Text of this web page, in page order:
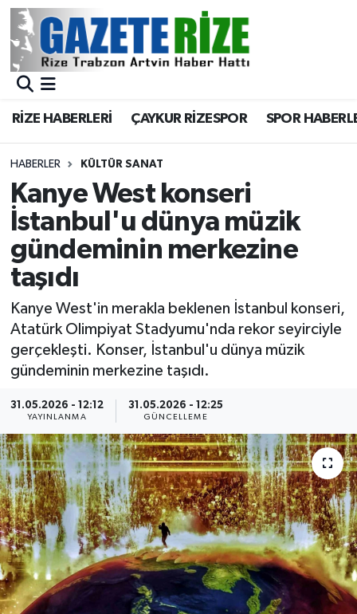
RİZE HABERLERİ ÇAYKUR RİZESPOR SPOR
HABERLER KÜLTÜR SANAT
Kanye West konseri
İstanbul'u dünya müzik
gündeminin merkezine
taşıdı
Kanye West'in merakla beklenen İstanbul konseri,
Atatürk Olimpiyat Stadyumu'nda rekor seyirciyle
gerçekleşti. Konser, İstanbul'u dünya müzik
gündeminin merkezine taşıdı.
31.05.2026 - 12:12
YAYINLANMA
31.05.2026 - 12:25
GÜNCELLEME
BÖLGEMİZ
Asayiş
Rize Jandarma Komutanlığı
Bilim Teknoloji
Bölge
Advertising news
Canlı Maç
Dış Haberler
Dünya
EĞİTİM
EKONOMİ
English News
Merkez Nöbetçi Eczaneler
Merkez Trafik Yoğunluk Haritası
Süper Lig Puan Durumu ve Fikstür
Tüm Manşetler
Son Dakika Haberleri
Haber Arşivi